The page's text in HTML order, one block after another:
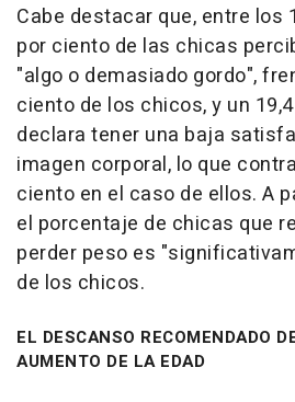
Cabe destacar que, entre los
por ciento de las chicas
"algo o demasiado gordo",
ciento de los chicos, y un
declara tener una baja
imagen corporal, lo que
ciento en el caso de ellos. A
el porcentaje de chicas que
perder peso es
de los chicos.
EL DESCANSO RECOMENDADO
AUMENTO DE LA EDAD